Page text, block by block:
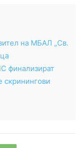
на МБАЛ „Св.
финализират
скринингови